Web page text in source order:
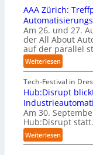
t
i
e
r
u
n
g
a
n
“
t
a
r
t
e
t
B
i
e
t
e
r
v
e
r
u
f
t
S
t
e
f
n
S
c
h
w
a
b
t
e
r
n
e
m
w
o
l
l
e
AAA Zürich:
Am 26. und 27.
der All About
auf der parallel
Weiterlesen:
A
A
A
Z
ü
r
i
c
Tech-Festival in
Hub:Disrupt
Am 30.
Hub:Disrupt
Weiterlesen:
H